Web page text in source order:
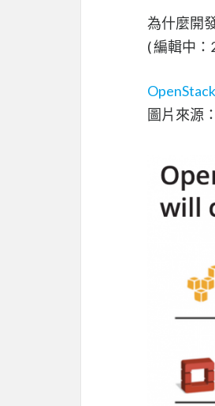
為什麼開
( 編輯中：
圖片來源：